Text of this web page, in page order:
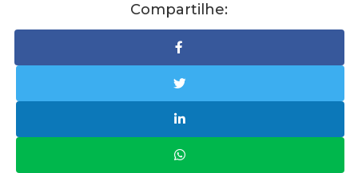
Compartilhe: